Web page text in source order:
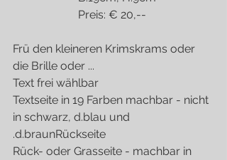
                       Preis: € 20,--
Frü den kleineren Krimskrams oder
die Brille oder ...
Text frei wählbar
Textseite in 19 Farben machbar - nicht
in schwarz, d.blau und
.d.braunRückseite
Rück- oder Grasseite - machbar in